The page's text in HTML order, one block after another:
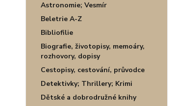
Astronomie; Vesmír
Beletrie A-Z
Bibliofilie
Biografie, životopisy, memoáry,
rozhovory, dopisy
Cestopisy, cestování, průvodce
Detektivky; Thrillery; Krimi
Dětské a dobrodružné knihy